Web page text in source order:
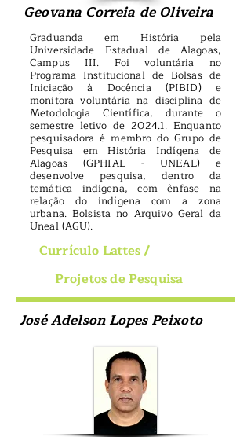
Geovana Correia de Oliveira
Graduanda em História pela
Universidade Estadual de Alagoas,
Campus III. Foi voluntária no
Programa Institucional de Bolsas de
Iniciação à Docência (PIBID) e
monitora voluntária na disciplina de
Metodologia Científica, durante o
semestre letivo de 2024.1. Enquanto
pesquisadora é membro do Grupo de
Pesquisa em História Indígena de
Alagoas (GPHIAL - UNEAL) e
desenvolve pesquisa, dentro da
temática indígena, com ênfase na
relação do indígena com a zona
urbana. Bolsista no Arquivo Geral da
Uneal (AGU).
Currículo Lattes /
Projetos de Pesquisa
José Adelson Lopes Peixoto